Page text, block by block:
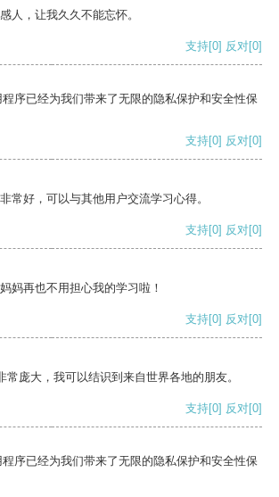
人，让我久久不能忘怀。
支持[0] 反对[0]
序已经为我们带来了无限的隐私保护和安全性保
支持[0] 反对[0]
常好，可以与其他用户交流学习心得。
支持[0] 反对[0]
妈再也不用担心我的学习啦！
支持[0] 反对[0]
常庞大，我可以结识到来自世界各地的朋友。
支持[0] 反对[0]
序已经为我们带来了无限的隐私保护和安全性保